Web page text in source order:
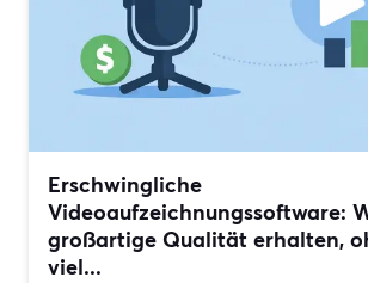
Erschwingliche
Videoaufzeichnungssoftware:
großartige Qualität erhalten,
viel...